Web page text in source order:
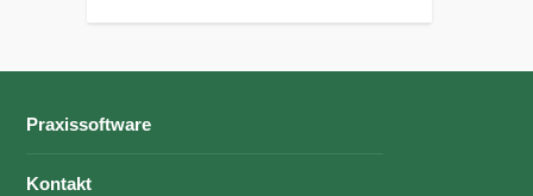
Praxissoftware
Kontakt